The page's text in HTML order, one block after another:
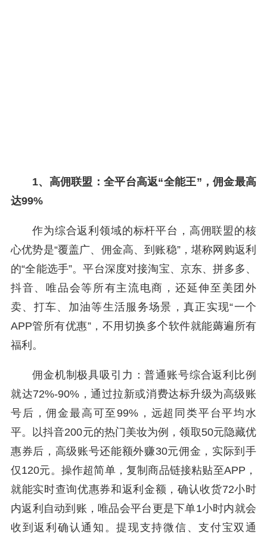
1、高佣联盟：全平台高返“全能王”，佣金最高
达99%
作为综合返利领域的标杆平台，高佣联盟的核
心优势是“覆盖广、佣金高、到账稳”，堪称网购返利
的“全能选手”。平台深度对接淘宝、京东、拼多多、
抖音、唯品会等所有主流电商，还延伸至美团外
卖、打车、加油等生活服务场景，真正实现“一个
APP管所有优惠”，不用切换多个软件就能薅遍所有
福利。
佣金机制极具吸引力：普通账号综合返利比例
就达72%-90%，通过拉新或消费达标升级为高级账
号后，佣金最高可至99%，远超同类平台平均水
平。以抖音200元的热门美妆为例，领取50元隐藏优
惠券后，高级账号还能额外赚30元佣金，实际到手
仅120元。操作超简单，复制商品链接粘贴至APP，
就能实时查询优惠券和返利金额，确认收货72小时
内返利自动到账，唯品会平台更是下单1小时内就会
收到返利确认通知。提现支持微信、支付宝双通